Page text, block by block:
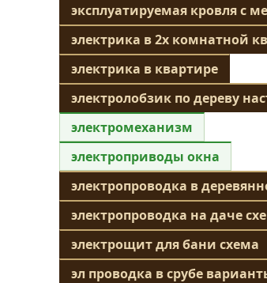
эксплуатируемая кровля с
электрика в 2х комнатной
электрика в квартире
электролобзик по дереву
электромеханизм
электроприводы окна
электропроводка в
электропроводка на даче
электрощит для бани схема
эл проводка в срубе